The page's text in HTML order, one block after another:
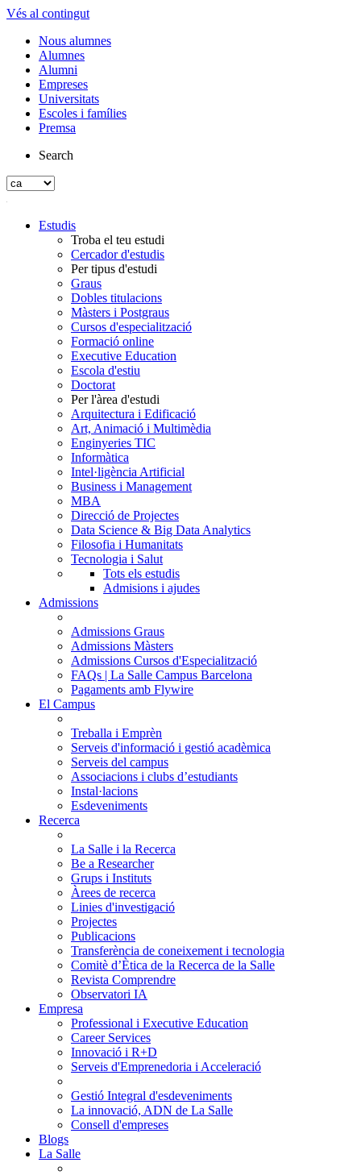
Vés al contingut
Nous alumnes
Alumnes
Alumni
Empreses
Universitats
Escoles i famílies
Premsa
Search
Estudis
Troba el teu estudi
Cercador d'estudis
Per tipus d'estudi
Graus
Dobles titulacions
Màsters i Postgraus
Cursos d'especialització
Formació online
Executive Education
Escola d'estiu
Doctorat
Per l'àrea d'estudi
Arquitectura i Edificació
Art, Animació i Multimèdia
Enginyeries TIC
Informàtica
Intel·ligència Artificial
Business i Management
MBA
Direcció de Projectes
Data Science & Big Data Analytics
Filosofia i Humanitats
Tecnologia i Salut
Tots els estudis
Admisions i ajudes
Admissions
Admissions Graus
Admissions Màsters
Admissions Cursos d'Especialització
FAQs | La Salle Campus Barcelona
Pagaments amb Flywire
El Campus
Treballa i Emprèn
Serveis d'informació i gestió acadèmica
Serveis del campus
Associacions i clubs d’estudiants
Instal·lacions
Esdeveniments
Recerca
La Salle i la Recerca
Be a Researcher
Grups i Instituts
Àrees de recerca
Linies d'investigació
Projectes
Publicacions
Transferència de coneixement i tecnologia
Comitè d’Ètica de la Recerca de la Salle
Revista Comprendre
Observatori IA
Empresa
Professional i Executive Education
Career Services
Innovació i R+D
Serveis d'Emprenedoria i Acceleració
Gestió Integral d'esdeveniments
La innovació, ADN de La Salle
Consell d'empreses
Blogs
La Salle